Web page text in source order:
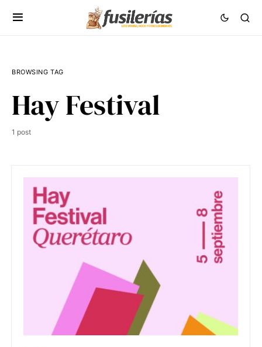
BROWSING TAG
Hay Festival
1 post